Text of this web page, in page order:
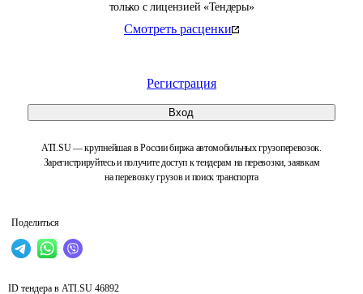
только с лицензией «Тендеры»
Смотреть расценки
Регистрация
Вход
ATI.SU — крупнейшая в России биржа автомобильных грузоперевозок.
Зарегистрируйтесь и получите доступ к тендерам на перевозки, заявкам
на перевозку грузов и поиск транспорта
Поделиться
ID тендера в ATI.SU 46892